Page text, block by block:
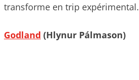
transforme en trip expérimental.
Godland (Hlynur Pálmason)